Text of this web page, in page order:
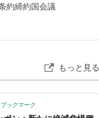
国で構成されていま
約締約国会議
もっと見る
ブックマーク